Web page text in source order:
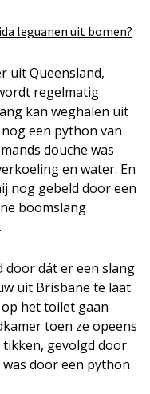
leguanen uit bomen?
uit Queensland,
regelmatig
kan weghalen uit
een python van
douche was
en water. En
nog gebeld door een
boomslang
door dát er een slang
uit Brisbane te laat
het toilet gaan
toen ze opeens
gevolgd door
door een python